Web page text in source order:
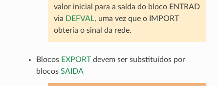
valor inicial para a saída do bloco ENTRAD
via DEFVAL, uma vez que o IMPORT
obteria o sinal da rede.
Blocos EXPORTdevem ser substituídos por
blocos SAIDA